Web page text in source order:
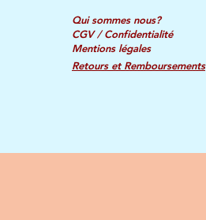
Qui sommes nous?
CGV / Confidentialité
Mentions légales
Retours et Remboursements